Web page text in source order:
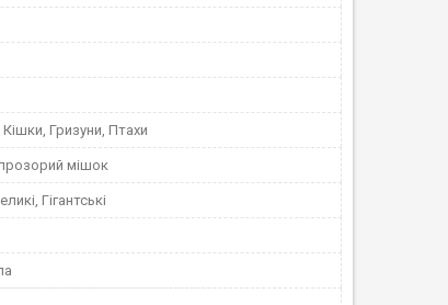
Гризуни, Птахи
мішок
Гігантські